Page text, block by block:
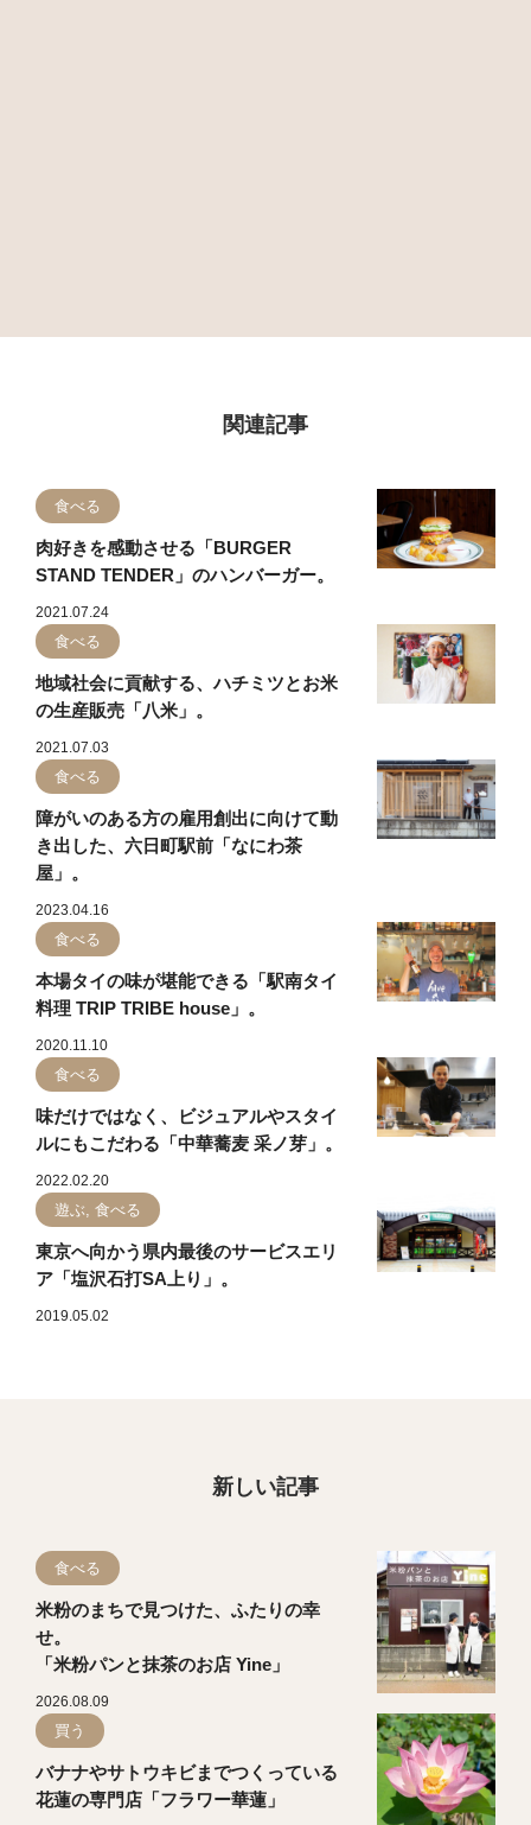
関連記事
食べる
肉好きを感動させる「BURGER
STAND TENDER」のハンバーガー。
2021.07.24
食べる
地域社会に貢献する、ハチミツとお米
の生産販売「八米」。
2021.07.03
食べる
障がいのある方の雇用創出に向けて動
き出した、六日町駅前「なにわ茶
屋」。
2023.04.16
食べる
本場タイの味が堪能できる「駅南タイ
料理 TRIP TRIBE house」。
2020.11.10
食べる
味だけではなく、ビジュアルやスタイ
ルにもこだわる「中華蕎麦 采ノ芽」。
2022.02.20
遊ぶ, 食べる
東京へ向かう県内最後のサービスエリ
ア「塩沢石打SA上り」。
2019.05.02
新しい記事
食べる
米粉のまちで見つけた、ふたりの幸
せ。
「米粉パンと抹茶のお店 Yine」
2026.08.09
買う
バナナやサトウキビまでつくっている
花蓮の専門店「フラワー華蓮」